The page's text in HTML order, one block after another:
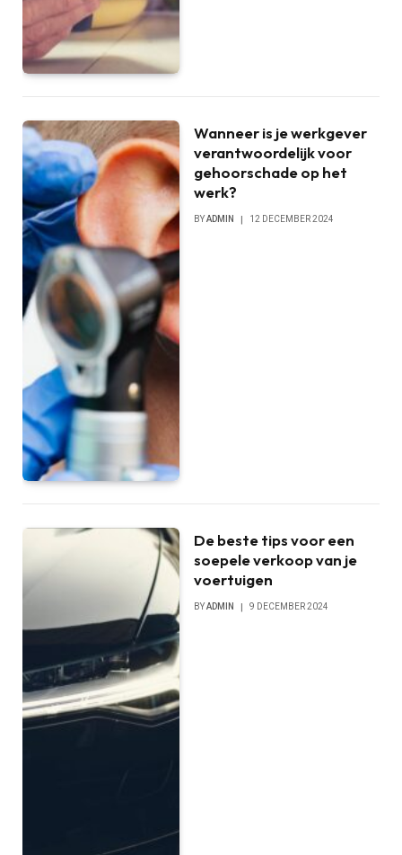
Wanneer is je werkgever
verantwoordelijk voor
gehoorschade op het
werk?
BYADMIN 12 DECEMBER 2024
De beste tips voor een
soepele verkoop van je
voertuigen
BYADMIN 9 DECEMBER 2024